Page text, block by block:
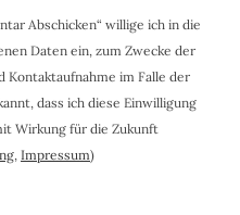
Abschicken“ willige ich in die
Daten ein, zum Zwecke der
Kontaktaufnahme im Falle der
dass ich diese Einwilligung
Wirkung für die Zukunft
, Impressum)